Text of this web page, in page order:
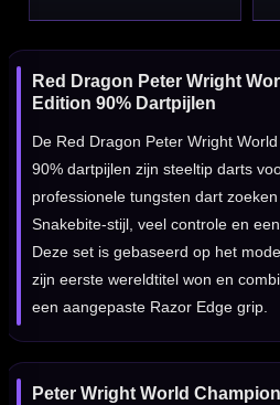
Red Dragon Peter Wright
Edition 90% Dartpijlen
De Red Dragon Peter Wright
90% dartpijlen zijn steeltip darts
professionele tungsten dart
Snakebite-stijl, veel controle en
Deze set is gebaseerd op het
zijn eerste wereldtitel won en
een aangepaste Razor Edge grip.
Peter Wright World